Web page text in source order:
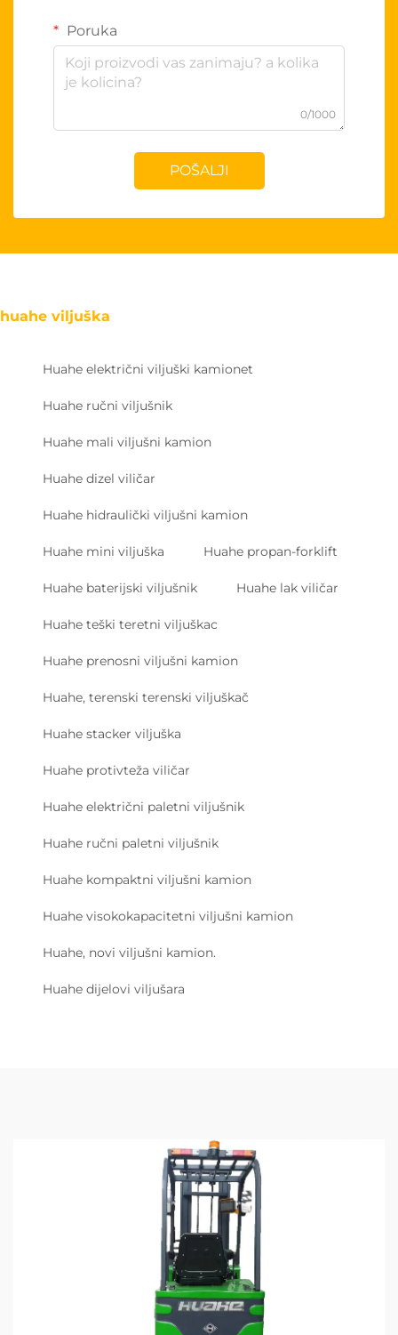
Poruka
0/1000
POŠALJI
huahe viljuška
Huahe električni viljuški kamionet
Huahe ručni viljušnik
Huahe mali viljušni kamion
Huahe dizel viličar
Huahe hidraulički viljušni kamion
Huahe mini viljuška Huahe propan-forklift
Huahe baterijski viljušnik Huahe lak viličar
Huahe teški teretni viljuškac
Huahe prenosni viljušni kamion
Huahe, terenski terenski viljuškač
Huahe stacker viljuška
Huahe protivteža viličar
Huahe električni paletni viljušnik
Huahe ručni paletni viljušnik
Huahe kompaktni viljušni kamion
Huahe visokokapacitetni viljušni kamion
Huahe, novi viljušni kamion.
Huahe dijelovi viljušara